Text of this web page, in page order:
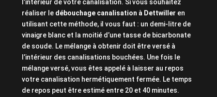
l’intérieur de votre canalisation. Si vous souhaitez
réaliser le débouchage canalisation à Dettwiller en
utilisant cette méthode, il vous faut : un demi-litre de
vinaigre blanc et la moitié d’une tasse de bicarbonate
de soude. Le mélange à obtenir doit être versé à
l’intérieur des canalisations bouchées. Une fois le
mélange versé, vous êtes appelé à laisser au repos
votre canalisation hermétiquement fermée. Le temps
de repos peut être estimé entre 20 et 40 minutes.